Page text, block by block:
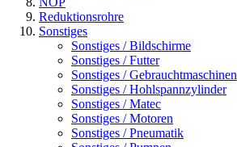
Reduktionsrohre
Sonstiges
Sonstiges / Bildschirme
Sonstiges / Futter
Sonstiges / Gebrauchtmaschinen
Sonstiges / Hohlspannzylinder
Sonstiges / Matec
Sonstiges / Motoren
Sonstiges / Pneumatik